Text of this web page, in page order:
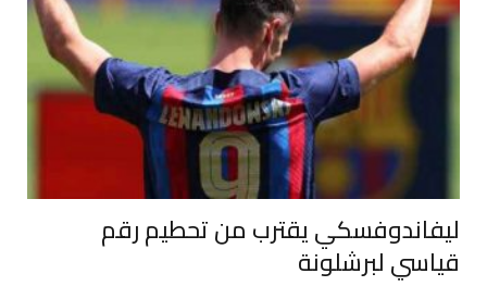
ليفاندوفسكي يقترب من تحطيم رقم
قياسي لبرشلونة